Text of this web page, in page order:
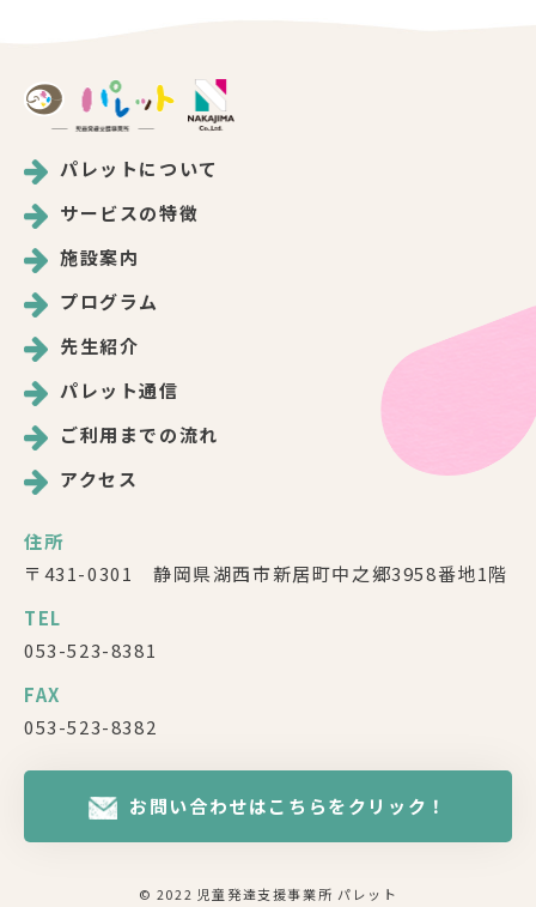
パレットについて
サービスの特徴
施設案内
プログラム
先生紹介
パレット通信
ご利用までの流れ
アクセス
住所
〒431-0301 静岡県湖西市新居町中之郷3958番地1階
TEL
053-523-8381
FAX
053-523-8382
お問い合わせはこちらをクリック！
© 2022 児童発達支援事業所 パレット